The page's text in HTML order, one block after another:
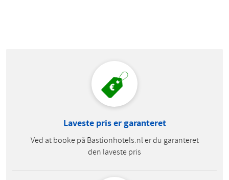
Laveste pris er garanteret
Ved at booke på Bastionhotels.nl er du garanteret
den laveste pris